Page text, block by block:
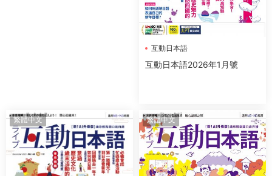
互動日本語
互動日本語2026年1月號
繁體中文 繁體中文